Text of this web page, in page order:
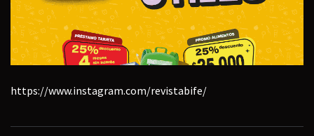
https://www.instagram.com/revistabife/